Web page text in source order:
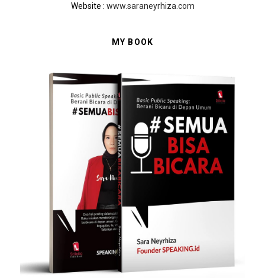
Website : www.saraneyrhiza.com
MY BOOK